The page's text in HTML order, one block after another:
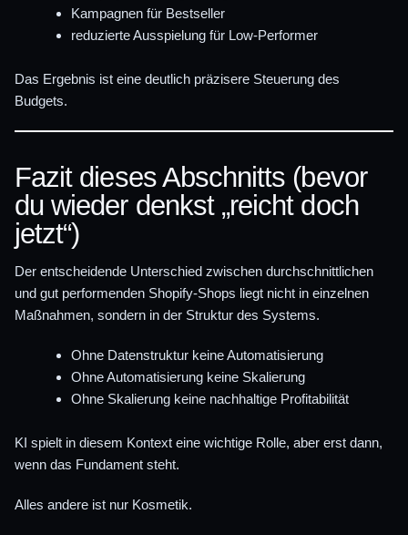
Kampagnen für Bestseller
reduzierte Ausspielung für Low-Performer
Das Ergebnis ist eine deutlich präzisere Steuerung des
Budgets.
Fazit dieses Abschnitts (bevor
du wieder denkst „reicht doch
jetzt“)
Der entscheidende Unterschied zwischen durchschnittlichen
und gut performenden Shopify-Shops liegt nicht in einzelnen
Maßnahmen, sondern in der Struktur des Systems.
Ohne Datenstruktur keine Automatisierung
Ohne Automatisierung keine Skalierung
Ohne Skalierung keine nachhaltige Profitabilität
KI spielt in diesem Kontext eine wichtige Rolle, aber erst dann,
wenn das Fundament steht.
Alles andere ist nur Kosmetik.